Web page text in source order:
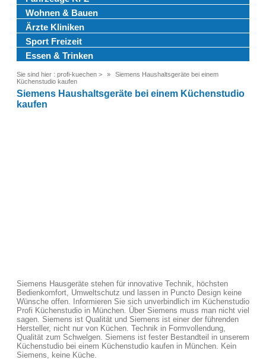
Wohnen & Bauen
Ärzte Kliniken
Sport Freizeit
Essen & Trinken
Sie sind hier : profi-kuechen >
Siemens Haushaltsgeräte bei einem
Küchenstudio kaufen
Siemens Haushaltsgeräte bei einem Küchenstudio
kaufen
Siemens Hausgeräte stehen für innovative Technik, höchsten
Bedienkomfort, Umweltschutz und lassen in Puncto Design keine
Wünsche offen. Informieren Sie sich unverbindlich im Küchenstudio
Profi Küchenstudio in München. Über Siemens muss man nicht viel
sagen. Siemens ist Qualität und Siemens ist einer der führenden
Hersteller, nicht nur von Küchen. Technik in Formvollendung,
Qualität zum Schwelgen. Siemens ist fester Bestandteil in unserem
Küchenstudio bei einem Küchenstudio kaufen in München. Kein
Siemens, keine Küche.